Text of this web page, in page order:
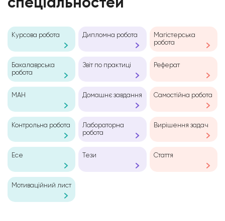
спеціальностей
Курсова робота Дипломна робота
Магістерська
робота
Бакалаврська
робота
Звіт по практиці Реферат
МАН Домашнє завдання Самостійна робота
Контрольна робота
Лабораторна
робота
Вирішення задач
Есе Тези Стаття
Мотиваційний лист